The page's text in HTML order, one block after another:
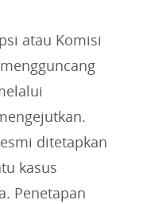
atau Komisi
ditetapkan
kasus
Penetapan